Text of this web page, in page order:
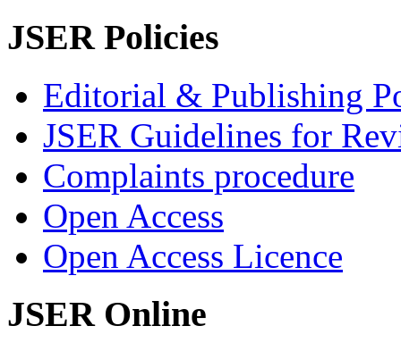
JSER Policies
Editorial & Publishing
JSER Guidelines for
Complaints procedure
Open Access
Open Access Licence
JSER Online